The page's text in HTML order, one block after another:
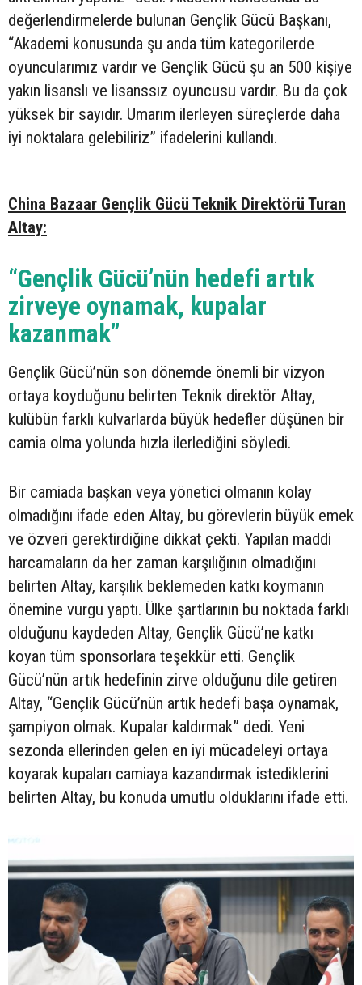
değerlendirmelerde bulunan Gençlik Gücü Başkanı,
“Akademi konusunda şu anda tüm kategorilerde
oyuncularımız vardır ve Gençlik Gücü şu an 500 kişiye
yakın lisanslı ve lisanssız oyuncusu vardır. Bu da çok
yüksek bir sayıdır. Umarım ilerleyen süreçlerde daha
iyi noktalara gelebiliriz” ifadelerini kullandı.
China Bazaar Gençlik Gücü Teknik Direktörü Turan
Altay:
“Gençlik Gücü’nün hedefi artık
zirveye oynamak, kupalar
kazanmak”
Gençlik Gücü’nün son dönemde önemli bir vizyon
ortaya koyduğunu belirten Teknik direktör Altay,
kulübün farklı kulvarlarda büyük hedefler düşünen bir
camia olma yolunda hızla ilerlediğini söyledi.
Bir camiada başkan veya yönetici olmanın kolay
olmadığını ifade eden Altay, bu görevlerin büyük emek
ve özveri gerektirdiğine dikkat çekti. Yapılan maddi
harcamaların da her zaman karşılığının olmadığını
belirten Altay, karşılık beklemeden katkı koymanın
önemine vurgu yaptı. Ülke şartlarının bu noktada farklı
olduğunu kaydeden Altay, Gençlik Gücü’ne katkı
koyan tüm sponsorlara teşekkür etti. Gençlik
Gücü’nün artık hedefinin zirve olduğunu dile getiren
Altay, “Gençlik Gücü’nün artık hedefi başa oynamak,
şampiyon olmak. Kupalar kaldırmak” dedi. Yeni
sezonda ellerinden gelen en iyi mücadeleyi ortaya
koyarak kupaları camiaya kazandırmak istediklerini
belirten Altay, bu konuda umutlu olduklarını ifade etti.